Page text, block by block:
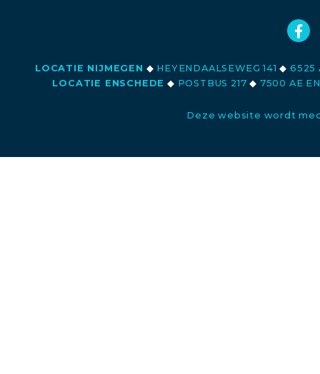
LOCATIE NIJMEGEN ◆ HEYENDAALSEWEG 141◆ 6525
LOCATIE ENSCHEDE ◆ POSTBUS 217◆ 7500 AE
Deze website wordt